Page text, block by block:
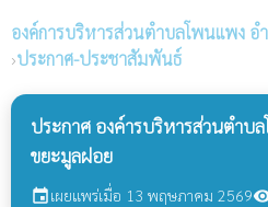
องค์การบริหารส่วนตำบลโพนแพง อ
›ประกาศ-ประชาสัมพันธ์
ประกาศ องค์ารบริหารส่วนตำบล
ขยะมูลฝอย
eventเผยแพร่เมื่อ 13 พฤษภาคม 2569